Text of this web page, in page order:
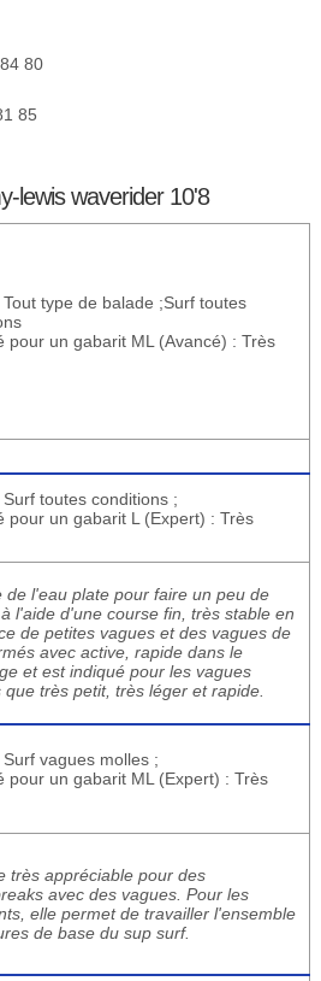
80
85
lewis waverider 10'8
Tout type de balade ;Surf toutes
pour un gabarit ML (Avancé) : Très
Surf toutes conditions ;
pour un gabarit L (Expert) : Très
de l'eau plate pour faire un peu de
l'aide d'une course fin, très stable en
de petites vagues et des vagues de
avec active, rapide dans le
et est indiqué pour les vagues
que très petit, très léger et rapide.
Surf vagues molles ;
pour un gabarit ML (Expert) : Très
très appréciable pour des
avec des vagues. Pour les
elle permet de travailler l'ensemble
de base du sup surf.